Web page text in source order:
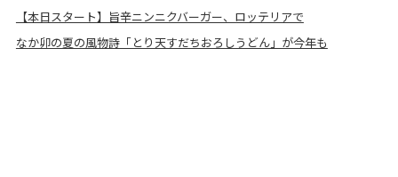
【本日スタート】旨辛ニンニクバーガー、ロッテリアで
なか卯の夏の風物詩「とり天すだちおろしうどん」が今年も